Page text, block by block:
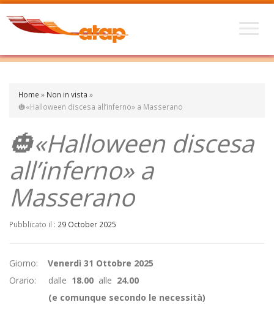
Home » Non in vista »
🎃«Halloween discesa all’inferno» a Masserano
🎃«Halloween discesa
all’inferno» a
Masserano
Pubblicato il : 29 October 2025
Giorno: Venerdì 31 Ottobre 2025
Orario: dalle 18.00 alle 24.00
(e comunque secondo le necessità)